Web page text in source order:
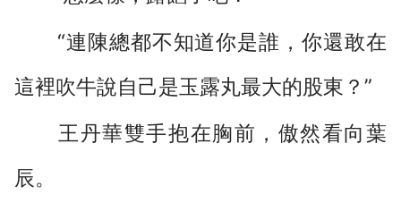
“連陳總都不知道你是誰，你還敢在
這裡吹牛說自己是玉露丸最大的股東？”
王丹華雙手抱在胸前，傲然看向葉
辰。